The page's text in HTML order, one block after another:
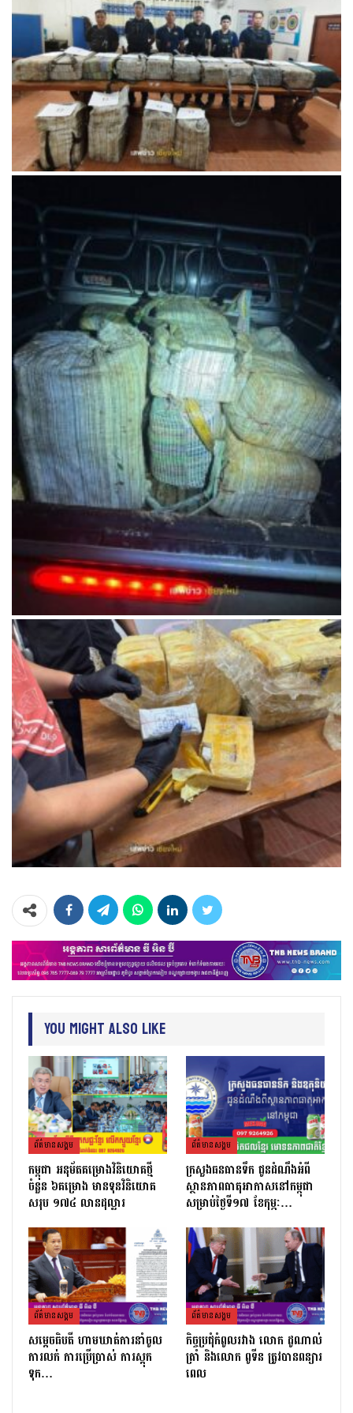
You Might Also Like
ព័ត៌មាន​សង្គម
កម្ពុជា អនុម័តគម្រោងវិនិយោគថ្មី
ចំនួន ៦គម្រោង មានទុនវិនិយោគ
សរុប ១៧៤ លានដុល្លារ
ព័ត៌មាន​សង្គម
ក្រសួងធនធានទឹក ជូនដំណឹងអំពី
ស្ថានភាពធាតុអាកាសនៅកម្ពុជា
សម្រាប់ថ្ងៃទី១៧ ខែកុម្ភៈ…
ព័ត៌មាន​សង្គម
សម្ដេចធិបតី ហាមឃាត់ការនាំចូល
ការលក់ ការប្រើប្រាស់ ការស្តុក
ទុក…
ព័ត៌មាន​សង្គម
កិច្ចប្រជុំកំពូលរវាង លោក ដូណាល់
ត្រាំ និងលោក ពូទីន ត្រូវបានពន្យារ
ពេល